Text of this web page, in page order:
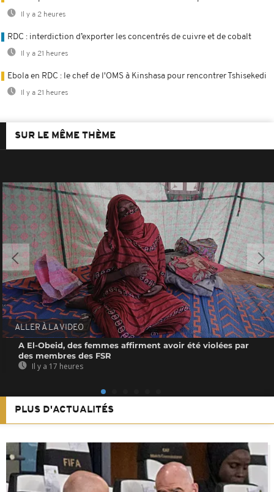
Il y a 2 heures
RDC : interdiction d’exporter les concentrés de cuivre et de cobalt
Il y a 21 heures
Ebola en RDC : le chef de l'OMS à Kinshasa pour rencontrer Tshisekedi
Il y a 21 heures
SUR LE MÊME THÈME
ALLER À LA VIDEO
A El-Obeid, des femmes affirment avoir été violées par
des membres des FSR
Il y a 17 heures
PLUS D'ACTUALITÉS